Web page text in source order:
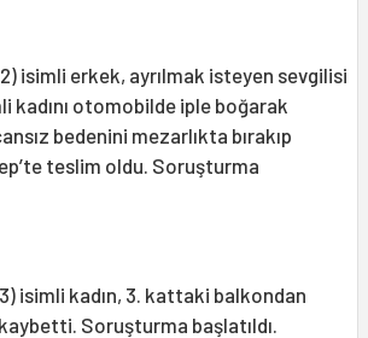
isimli erkek, ayrılmak isteyen sevgilisi
kadını otomobilde iple boğarak
bedenini mezarlıkta bırakıp
teslim oldu. Soruşturma
isimli kadın, 3. kattaki balkondan
Soruşturma başlatıldı.